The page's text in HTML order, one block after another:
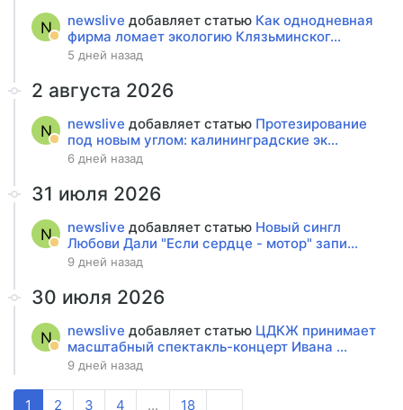
N newslive добавляет статью Как однодневная
фирма ломает экологию Клязьминског...
5 дней назад
2 августа 2026
N newslive добавляет статью Протезирование
под новым углом: калининградские эк...
6 дней назад
31 июля 2026
N newslive добавляет статью Новый сингл
Любови Дали "Если сердце - мотор" запи...
9 дней назад
30 июля 2026
N newslive добавляет статью ЦДКЖ принимает
масштабный спектакль-концерт Ивана ...
9 дней назад
1 2 3 4 ... 18